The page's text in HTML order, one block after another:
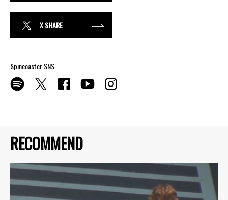
RECOMMEND
X SHARE
Spincoaster SNS